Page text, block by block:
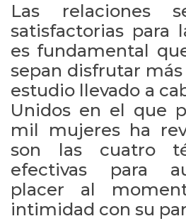
Las relaciones
satisfactorias para
es fundamental
sepan disfrutar más
estudio llevado a
Unidos en el que
mil mujeres ha
son las cuatro
efectivas para
placer al
intimidad con su